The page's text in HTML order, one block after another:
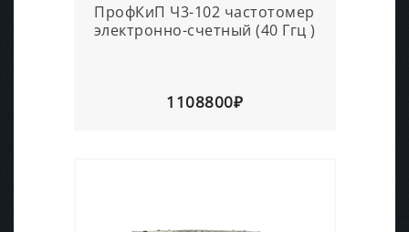
ПрофКиП Ч3-102 частотомер
электронно-счетный (40 Ггц )
1108800₽